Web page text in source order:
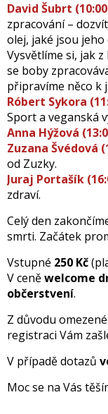
David Šubrt
zpracování –
olej, jaké jsou jeho
Vysvětlíme si, jak
se boby
připravíme něco k
Róbert Sykora
Sport a veganská
Anna Hýžová
Zuzana Švédová
od Zuzky.
Juraj Portašík
zdraví.
Celý den
smrti. Začátek
Vstupné 250 Kč
V ceněwelcome
občerstvení.
Z důvodu
registraci Vám
V případě dotazů
Moc se na Vás